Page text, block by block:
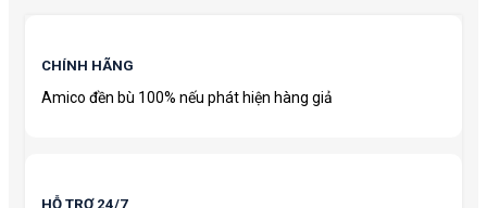
CHÍNH HÃNG
Amico đền bù 100% nếu phát hiện hàng giả
HỖ TRỢ 24/7